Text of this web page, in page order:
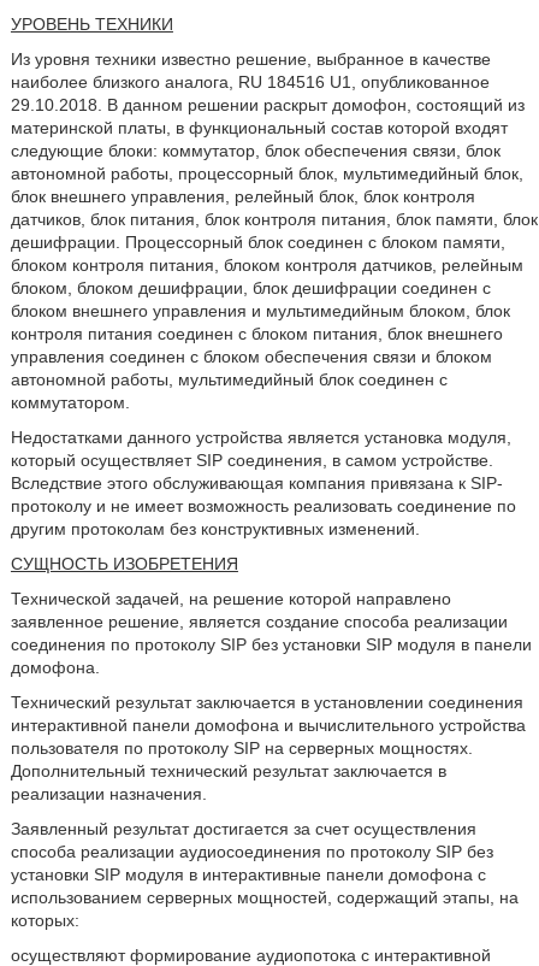
УРОВЕНЬ ТЕХНИКИ
Из уровня техники известно решение, выбранное в качестве
наиболее близкого аналога, RU 184516 U1, опубликованное
29.10.2018. В данном решении раскрыт домофон, состоящий из
материнской платы, в функциональный состав которой входят
следующие блоки: коммутатор, блок обеспечения связи, блок
автономной работы, процессорный блок, мультимедийный блок,
блок внешнего управления, релейный блок, блок контроля
датчиков, блок питания, блок контроля питания, блок памяти, блок
дешифрации. Процессорный блок соединен с блоком памяти,
блоком контроля питания, блоком контроля датчиков, релейным
блоком, блоком дешифрации, блок дешифрации соединен с
блоком внешнего управления и мультимедийным блоком, блок
контроля питания соединен с блоком питания, блок внешнего
управления соединен с блоком обеспечения связи и блоком
автономной работы, мультимедийный блок соединен с
коммутатором.
Недостатками данного устройства является установка модуля,
который осуществляет SIP соединения, в самом устройстве.
Вследствие этого обслуживающая компания привязана к SIP-
протоколу и не имеет возможность реализовать соединение по
другим протоколам без конструктивных изменений.
СУЩНОСТЬ ИЗОБРЕТЕНИЯ
Технической задачей, на решение которой направлено
заявленное решение, является создание способа реализации
соединения по протоколу SIP без установки SIP модуля в панели
домофона.
Технический результат заключается в установлении соединения
интерактивной панели домофона и вычислительного устройства
пользователя по протоколу SIP на серверных мощностях.
Дополнительный технический результат заключается в
реализации назначения.
Заявленный результат достигается за счет осуществления
способа реализации аудиосоединения по протоколу SIP без
установки SIP модуля в интерактивные панели домофона с
использованием серверных мощностей, содержащий этапы, на
которых:
осуществляют формирование аудиопотока с интерактивной